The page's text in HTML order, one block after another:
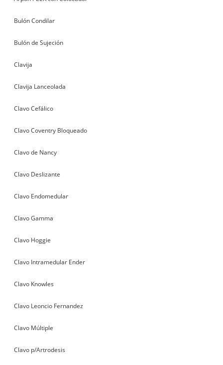
Bulón Condilar
Bulón de Sujeción
Clavija
Clavija Lanceolada
Clavo Cefálico
Clavo Coventry Bloqueado
Clavo de Nancy
Clavo Deslizante
Clavo Endomedular
Clavo Gamma
Clavo Hoggie
Clavo Intramedular Ender
Clavo Knowles
Clavo Leoncio Fernandez
Clavo Múltiple
Clavo p/Artrodesis